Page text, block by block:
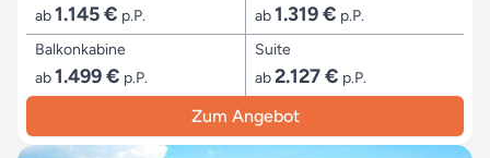
ab1.145 € p.P.
ab1.319 € p.P.
Balkonkabine
ab1.499 € p.P.
Suite
ab2.127 € p.P.
Zum Angebot